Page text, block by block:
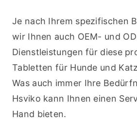
Je nach Ihrem spezifischen
wir Ihnen auch OEM- und
Dienstleistungen für diese
Tabletten für Hunde und
Was auch immer Ihre
Hsviko kann Ihnen einen
Hand bieten.